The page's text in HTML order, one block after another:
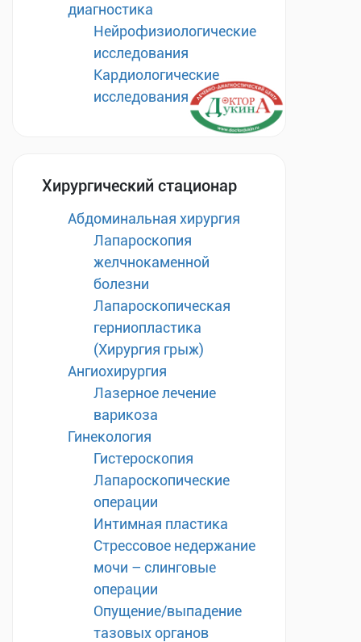
диагностика
Нейрофизиологические
исследования
Кардиологические
исследования
Хирургический стационар
Абдоминальная хирургия
Лапароскопия
желчнокаменной
болезни
Лапароскопическая
герниопластика
(Хирургия грыж)
Ангиохирургия
Лазерное лечение
варикоза
Гинекология
Гистероскопия
Лапароскопические
операции
Интимная пластика
Стрессовое недержание
мочи – слинговые
операции
Опущение/выпадение
тазовых органов